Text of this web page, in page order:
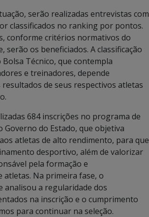
serão realizadas entrevistas com
classificados no ranking por pontos.
conforme critérios normativos do
serão os beneficiados. A classificação
Técnico, que contempla
e treinadores, depende
de seus respectivos atletas
684 inscrições no programa de
Governo do Estado, que objetiva
atletas de alto rendimento, para que
desportivo, além de valorizar
pela formação e
atletas. Na primeira fase, o
analisou a regularidade dos
na inscrição e o cumprimento
para continuar na seleção.